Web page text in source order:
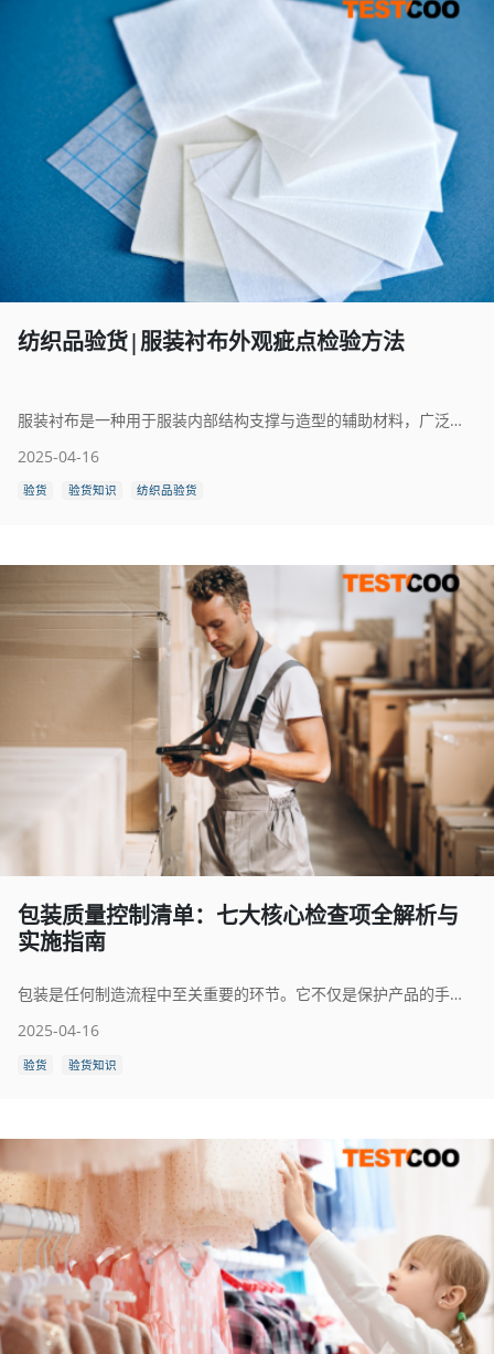
纺织品验货|服装衬布外观疵点检验方法
服装衬布是一种用于服装内部结构支撑与造型的辅助材料，广泛应用于西装、衬衫、大衣、裙装等各类服饰中。其主要功能是增强服装的挺括性、稳定性和耐用性，使成衣更具立体感和良好的穿着效果。
2025-04-16
验货 验货知识 纺织品验货
包装质量控制清单：七大核心检查项全解析与
实施指南
包装是任何制造流程中至关重要的环节。它不仅是保护产品的手段，也是传递品牌价值和确保符合各类法规的载体。鉴于包装承担的多重角色，通过系统性方法确保其质量是不可或缺的。这正是包装质量控制清单的意义所在。
2025-04-16
验货 验货知识